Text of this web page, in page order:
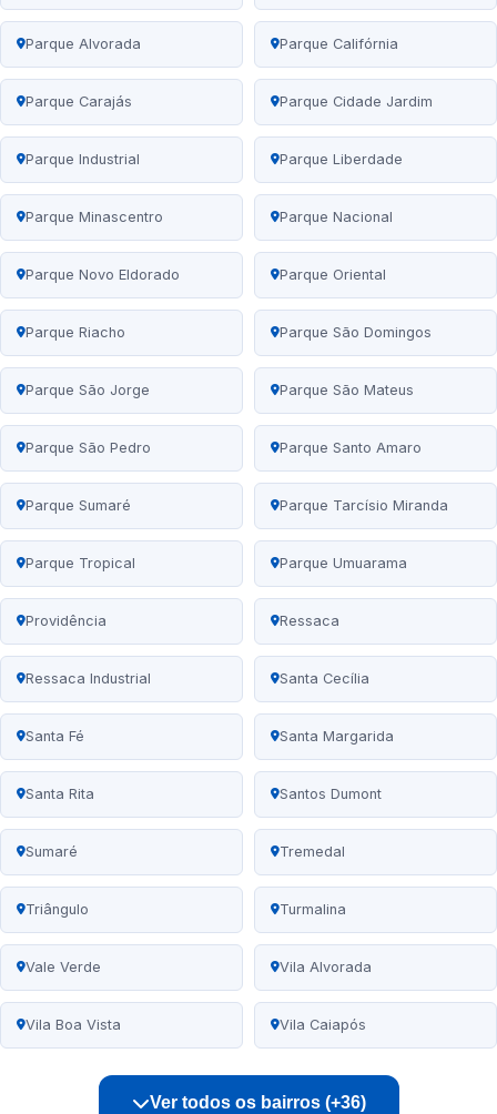
Parque Alvorada Parque Califórnia
Parque Carajás Parque Cidade Jardim
Parque Industrial Parque Liberdade
Parque Minascentro Parque Nacional
Parque Novo Eldorado Parque Oriental
Parque Riacho Parque São Domingos
Parque São Jorge Parque São Mateus
Parque São Pedro Parque Santo Amaro
Parque Sumaré Parque Tarcísio Miranda
Parque Tropical Parque Umuarama
Providência Ressaca
Ressaca Industrial Santa Cecília
Santa Fé Santa Margarida
Santa Rita Santos Dumont
Sumaré Tremedal
Triângulo Turmalina
Vale Verde Vila Alvorada
Vila Boa Vista Vila Caiapós
Ver todos os bairros (+36)